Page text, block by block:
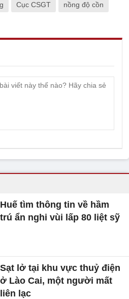
Cục CSGT nồng độ cồn
Huế tìm thông tin về hầm
trú ẩn nghi vùi lấp 80 liệt sỹ
Sạt lở tại khu vực thuỷ điện
ở Lào Cai, một người mất
liên lạc